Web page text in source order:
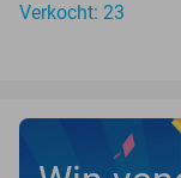
Verkocht: 23